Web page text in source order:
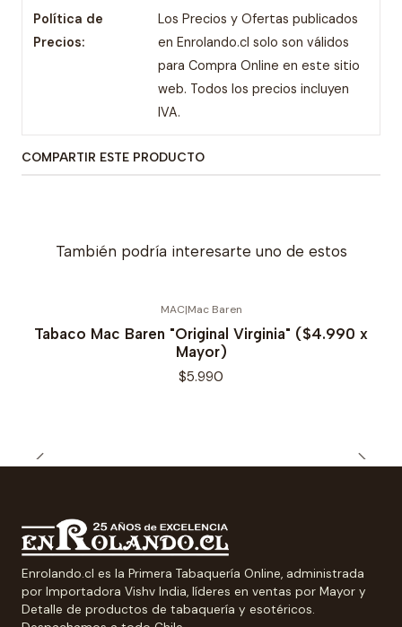
Política de
Precios:
Los Precios y Ofertas publicados
en Enrolando.cl solo son válidos
para Compra Online en este sitio
web. Todos los precios incluyen
IVA.
COMPARTIR ESTE PRODUCTO
También podría interesarte uno de estos
MAC|Mac Baren
Tabaco Mac Baren "Original Virginia" ($4.990 x
Mayor)
$5.990
Enrolando.cl es la Primera Tabaquería Online, administrada
por Importadora Vishv India, líderes en ventas por Mayor y
Detalle de productos de tabaquería y esotéricos.